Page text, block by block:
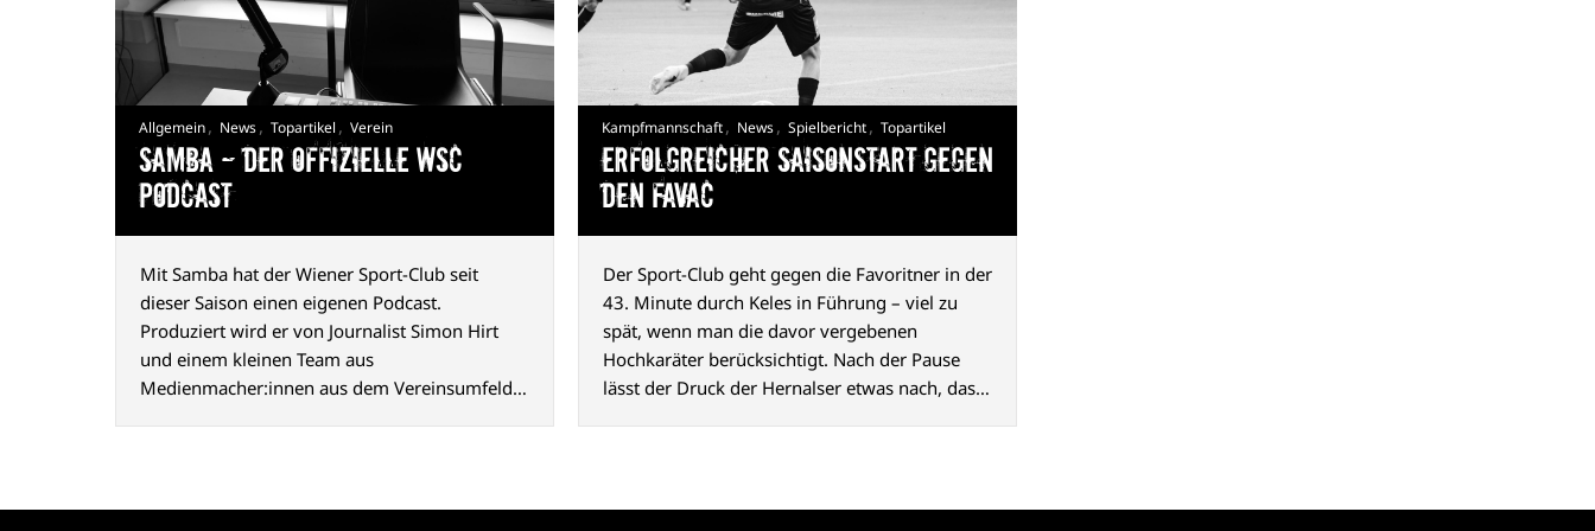
Allgemein, News, Topartikel , Verein
Samba — Der offizielle WSC
Podcast
Mit Samba hat der Wiener Sport-Club seit
dieser Saison einen eigenen Podcast.
Produziert wird er von Journalist Simon Hirt
und einem kleinen Team aus
Medienmacher:innen aus dem Vereinsumfeld.
Kampfmannschaft, News, Spielbericht, Topartikel
Erfolgreicher Saisonstart gegen
den FavAC
Der Sport-Club geht gegen die Favoritner in der
43. Minute durch Keles in Führung – viel zu
spät, wenn man die davor vergebenen
Hochkaräter berücksichtigt. Nach der Pause
lässt der Druck der Hernalser etwas nach, das